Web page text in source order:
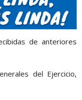
de anteriores
del Ejercicio,